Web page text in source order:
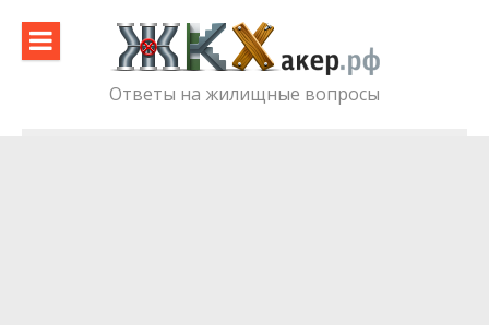
content
Ответы на жилищные вопросы